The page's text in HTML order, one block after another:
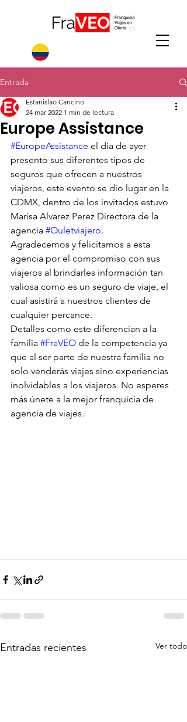
Entrada
Europe Assistance
Estanislao Cancino
24 mar 2022 1 min de lectura
#EuropeAssistance el dia de ayer
presento sus diferentes tipos de
seguros que ofrecen a nuestros
viajeros, este evento se dio lugar en la
CDMX, dentro de los invitados estuvo
Marisa Alvarez Perez Directora de la
agencia #Ouletviajero.
Agradecemos y felicitamos a esta
agencia por el compromiso con sus
viajeros al brindarles información tan
valiosa como es un seguro de viaje, el
cual asistirá a nuestros clientes de
cualquier percance.
Detalles como este diferencian a la
familia #FraVEO de la competencia ya
que al ser parte de nuestra familia no
solo venderás viajes sino experiencias
inolvidables a los viajeros. No esperes
más únete a la mejor franquicia de
agencia de viajes.
Entradas recientes Ver todo